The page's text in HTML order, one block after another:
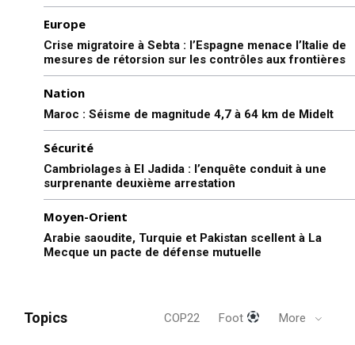
suspend Schengen avec
l’Espagne, la Finlande suivra
31 July 2026
In "Europe"
3 July 2025
In "Tribune"
Europe
Crise migratoire à Sebta : l’Espagne menace l’Italie de
mesures de rétorsion sur les contrôles aux frontières
Nation
Maroc : Séisme de magnitude 4,7 à 64 km de Midelt
Sécurité
Cambriolages à El Jadida : l’enquête conduit à une
surprenante deuxième arrestation
Moyen-Orient
Arabie saoudite, Turquie et Pakistan scellent à La
Mecque un pacte de défense mutuelle
Topics COP22 Foot More